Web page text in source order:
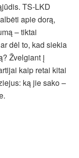
TS-LKD
apie dorą,
– tiktai
dėl to, kad siekia
Žvelgiant į
kaip retai kitai
ką jie sako –